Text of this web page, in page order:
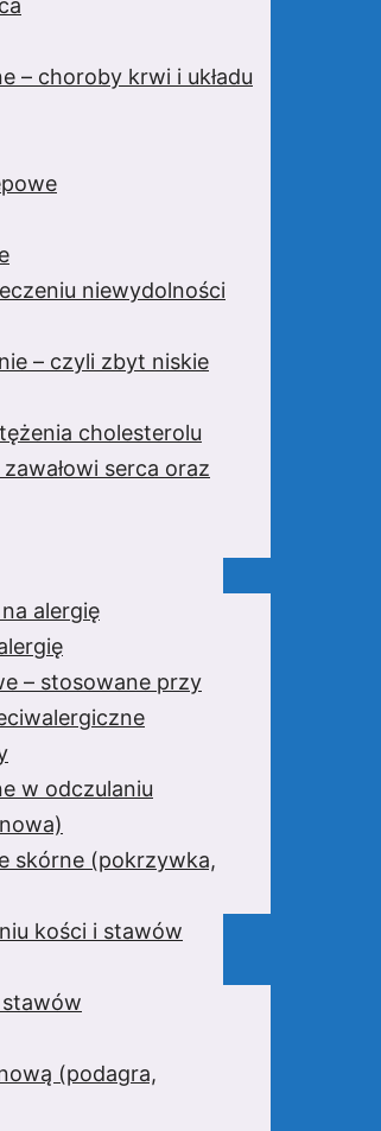
– choroby krwi i układu
niewydolności
– czyli zbyt niskie
cholesterolu
serca oraz
alergię
– stosowane przy
w odczulaniu
skórne (pokrzywka,
kości i stawów
stawów
(podagra,